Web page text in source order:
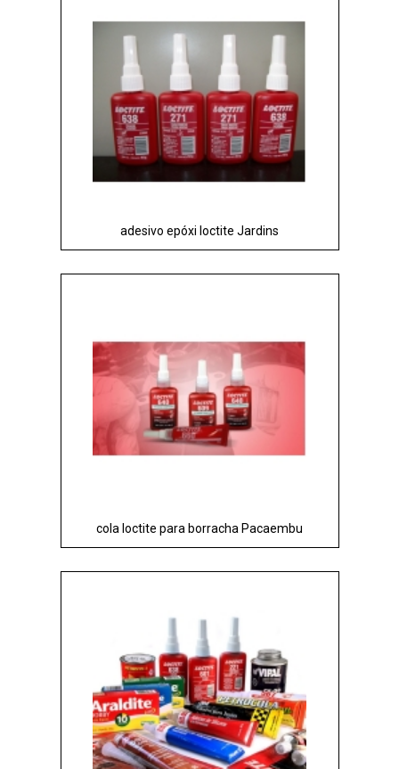
adesivo epóxi loctite Jardins
cola loctite para borracha Pacaembu